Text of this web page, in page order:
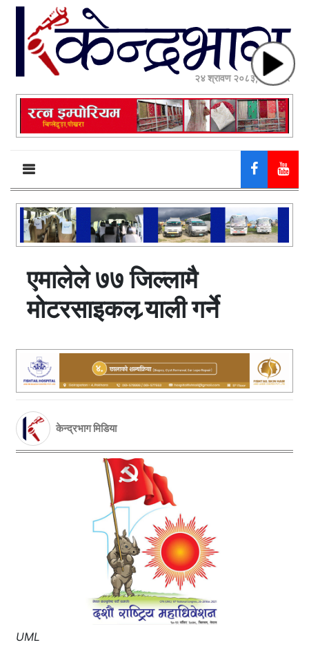
२४ श्रावण २०८३, आईतवार
एमालेले ७७ जिल्लामै
मोटरसाइकल र्‍याली गर्ने
केन्द्रभाग मिडिया
UML